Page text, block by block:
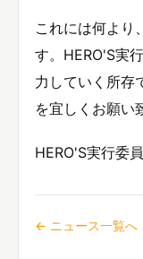
これには何より
す。HERO'S実
力していく所存
を宜しくお願い
HERO'S実行委
← ニュース一覧へ